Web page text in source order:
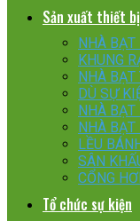
Sản xuất thiết bị
NHÀ BẠT
KHUNG
NHÀ BẠT
DÙ SỰ
NHÀ BẠT
NHÀ
LỀU
SÂN
CỔNG
Tổ chức sự kiện